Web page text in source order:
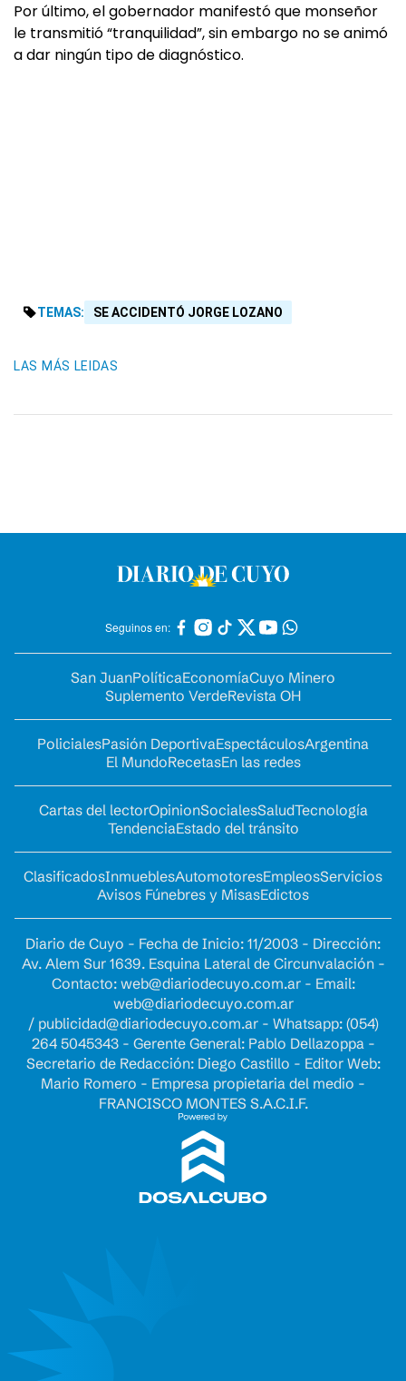
Por último, el gobernador manifestó que monseñor
le transmitió “tranquilidad”, sin embargo no se animó
a dar ningún tipo de diagnóstico.
TEMAS: SE ACCIDENTÓ JORGE LOZANO
LAS MÁS LEIDAS
Seguinos en:
San JuanPolíticaEconomíaCuyo Minero
Suplemento VerdeRevista OH
PolicialesPasión DeportivaEspectáculosArgentina
El MundoRecetasEn las redes
Cartas del lectorOpinionSocialesSaludTecnología
TendenciaEstado del tránsito
ClasificadosInmueblesAutomotoresEmpleosServicios
Avisos Fúnebres y MisasEdictos
Diario de Cuyo - Fecha de Inicio: 11/2003 - Dirección:
Av. Alem Sur 1639. Esquina Lateral de Circunvalación -
Contacto: web@diariodecuyo.com.ar- Email:
web@diariodecuyo.com.ar
/ publicidad@diariodecuyo.com.ar- Whatsapp: (054)
264 5045343 - Gerente General: Pablo Dellazoppa -
Secretario de Redacción: Diego Castillo - Editor Web:
Mario Romero - Empresa propietaria del medio -
FRANCISCO MONTES S.A.C.I.F.